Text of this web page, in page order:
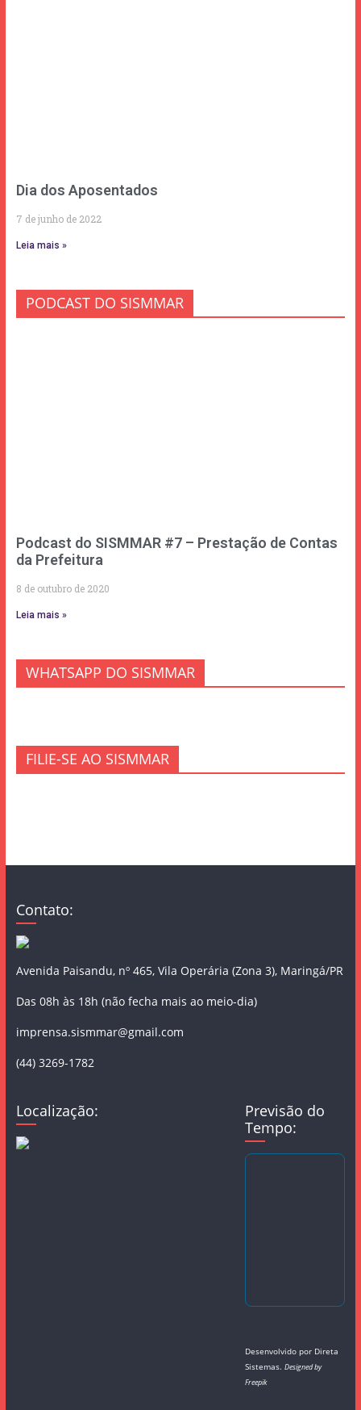
Dia dos Aposentados
7 de junho de 2022
Leia mais »
PODCAST DO SISMMAR
Podcast do SISMMAR #7 – Prestação de Contas
da Prefeitura
8 de outubro de 2020
Leia mais »
WHATSAPP DO SISMMAR
FILIE-SE AO SISMMAR
Contato:
Avenida Paisandu, nº 465, Vila Operária (Zona 3), Maringá/PR
Das 08h às 18h (não fecha mais ao meio-dia)
imprensa.sismmar@gmail.com
(44) 3269-1782
Localização:
Previsão do
Tempo:
Desenvolvido por Direta
Sistemas.Designed by
Freepik